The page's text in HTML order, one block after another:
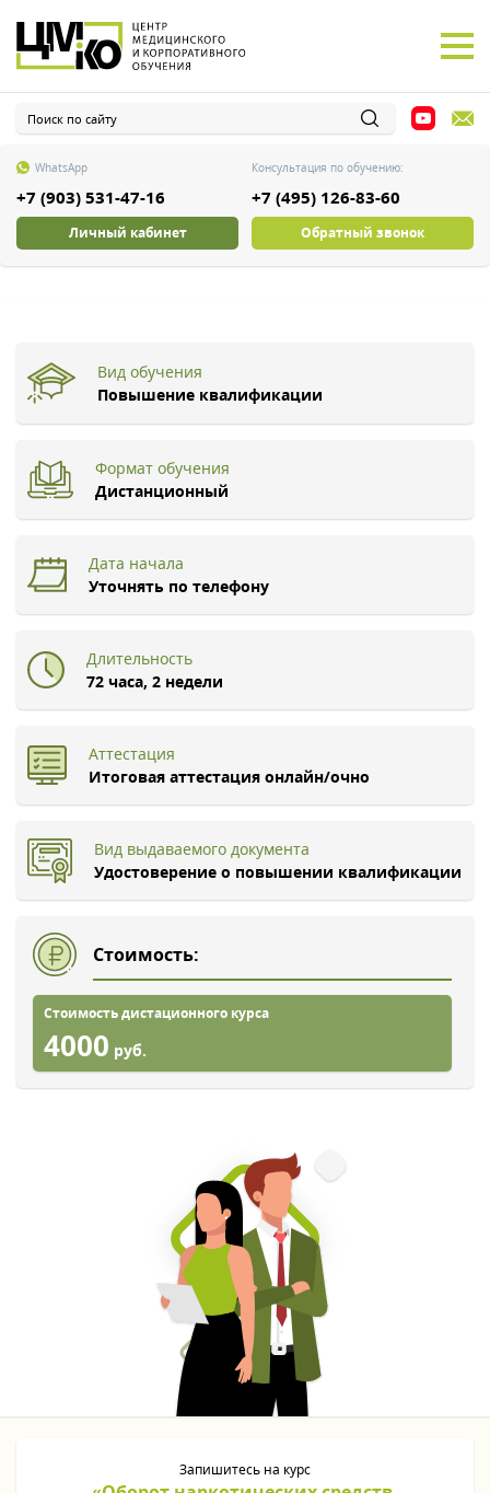
WhatsApp
+7 (903) 531-47-16
Консультация по обучению:
+7 (495) 126-83-60
Личный кабинет Обратный звонок
Вид обучения
Повышение квалификации
Формат обучения
Дистанционный
Дата начала
Уточнять по телефону
Длительность
72 часа, 2 недели
Аттестация
Итоговая аттестация онлайн/очно
Вид выдаваемого документа
Удостоверение о повышении квалификации
Стоимость:
Стоимость дистационного курса
4000 руб.
Запишитесь на курс